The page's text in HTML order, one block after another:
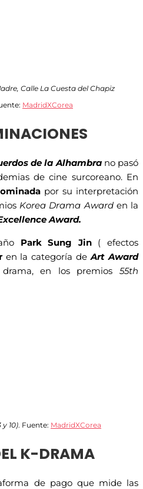
Calle La Cuesta del Chapiz
MadridXCorea
de la Alhambrano pasó
de cine surcoreano. En
por su interpretación
Korea Drama Award en la
Award.
Park Sung Jin ( efectos
en la categoría de Art Award
en los premios 55th
10). Fuente: MadridXCorea
K-DRAMA
de pago que mide las